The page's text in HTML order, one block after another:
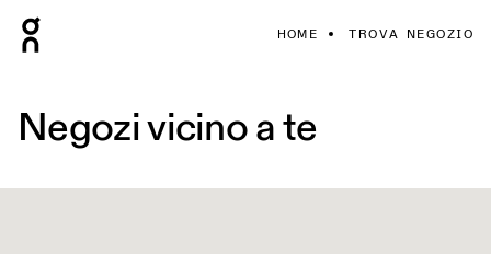
HOME TROVA NEGOZIO
Negozi vicino a te